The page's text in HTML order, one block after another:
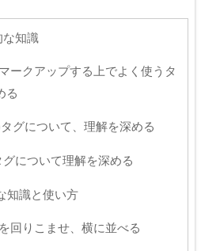
な知識
ークアップする上でよく使うタ
る
グについて、理解を深める
について理解を深める
知識と使い方
回りこませ、横に並べる